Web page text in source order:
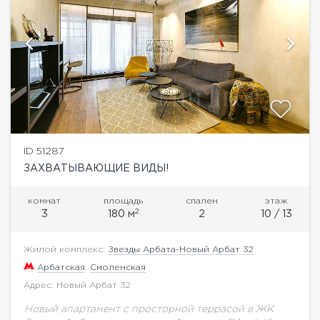
ID 51287
ЗАХВАТЫВАЮЩИЕ ВИДЫ!
комнат
3
площадь
180 м2
спален
2
этаж
10 / 13
Жилой комплекс: Звезды Арбата-Новый Арбат 32
Арбатская Смоленская
Адрес: Новый Арбат 32
Новый апартамент с просторной террасой в ЖК